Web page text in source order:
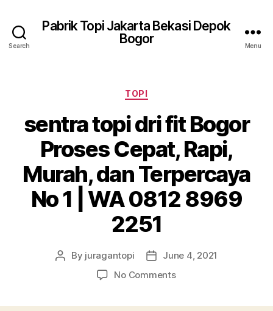
Search
Pabrik Topi Jakarta Bekasi Depok
Bogor
Menu
Categories
TOPI
sentra topi dri fit Bogor
Proses Cepat, Rapi,
Murah, dan Terpercaya
No 1 | WA 0812 8969
2251
Post
By juragantopi
PostJune 4, 2021
No Commentson